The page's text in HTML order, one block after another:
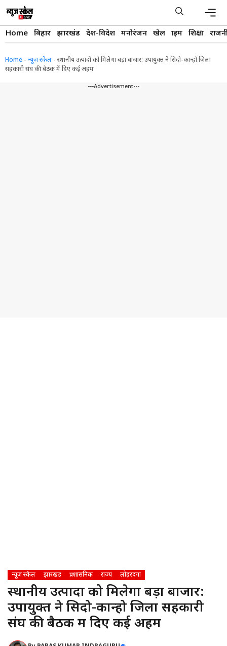
content
Home बिहार झारखंड देश-विदेश मनोरंजन खेल क्राइम शिक्षा
Home - न्यूज़ स्केल - स्थानीय उत्पादों को मिलेगा बड़ा बाजार: उपायुक्त ने सिदो-कान्हो जिला
सहकारी संघ की बैठक में दिए कई अहम
---Advertisement---
न्यूज़ स्केल झारखंड प्रशासनिक राज्य लोहरदगा
स्थानीय उत्पादों को मिलेगा बड़ा बाजार:
उपायुक्त ने सिदो-कान्हो जिला सहकारी
संघ की बैठक में दिए कई अहम